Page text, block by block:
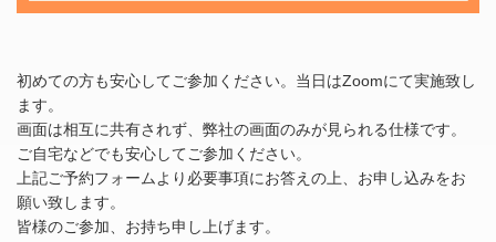
初めての方も安心してご参加ください。当日はZoomにて実施致し
ます。
画面は相互に共有されず、弊社の画面のみが見られる仕様です。
ご自宅などでも安心してご参加ください。
上記ご予約フォームより必要事項にお答えの上、お申し込みをお
願い致します。
皆様のご参加、お持ち申し上げます。